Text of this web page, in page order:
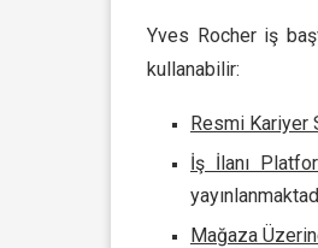
Yves Rocher iş
kullanabilir:
Resmi Kariyer
İş İlanı
Mağaza